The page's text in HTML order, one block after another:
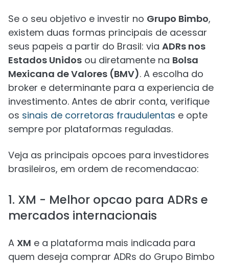
Se o seu objetivo e investir no Grupo Bimbo,
existem duas formas principais de acessar
seus papeis a partir do Brasil: via ADRs nos
Estados Unidos ou diretamente na Bolsa
Mexicana de Valores (BMV). A escolha do
broker e determinante para a experiencia de
investimento. Antes de abrir conta, verifique
os sinais de corretoras fraudulentas e opte
sempre por plataformas reguladas.
Veja as principais opcoes para investidores
brasileiros, em ordem de recomendacao:
1. XM - Melhor opcao para ADRs e
mercados internacionais
A XM e a plataforma mais indicada para
quem deseja comprar ADRs do Grupo Bimbo